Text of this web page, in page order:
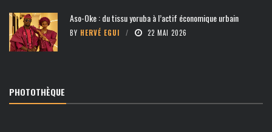
Aso-Oke : du tissu yoruba à l’actif économique urbain
BY HERVÉ EGUI 22 MAI 2026
PHOTOTHÈQUE